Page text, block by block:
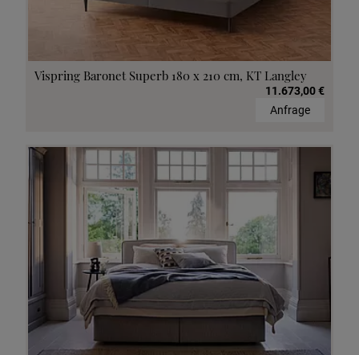
Vispring Baronet Superb 180 x 210 cm, KT Langley
11.673,00 €
Anfrage